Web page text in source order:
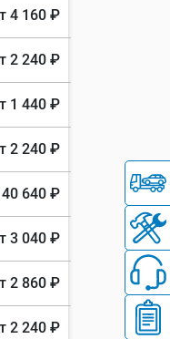
4 160 ₽
2 240 ₽
1 440 ₽
2 240 ₽
40 640 ₽
3 040 ₽
2 860 ₽
2 240 ₽